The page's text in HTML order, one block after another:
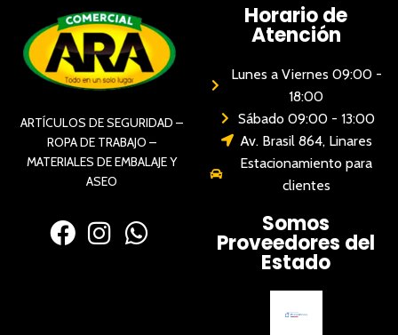
ARTÍCULOS DE SEGURIDAD –
ROPA DE TRABAJO –
MATERIALES DE EMBALAJE Y
ASEO
Horario de
Atención
Lunes a Viernes 09:00 -
18:00
Sábado 09:00 - 13:00
Av. Brasil 864, Linares
Estacionamiento para
clientes
Somos
Proveedores del
Estado